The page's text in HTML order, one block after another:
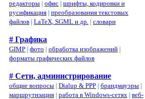
редакторы | офис | шрифты, кодировки и
русификация | преобразования текстовых
файлов | LaTeX, SGML и др. | словари
# Графика
GIMP | фото | обработка изображений |
форматы графических файлов
# Сети, администрирование
общие вопросы | Dialup & PPP | брандмауэры |
маршрутизация | работа в Windows-сетях | веб-